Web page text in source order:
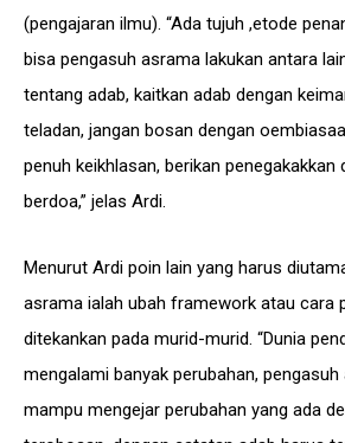
(pengajaran ilmu). “Ada tujuh ,etode
bisa pengasuh asrama lakukan antara
tentang adab, kaitkan adab dengan
teladan, jangan bosan dengan
penuh keikhlasan, berikan penegakakkan
berdoa,” jelas Ardi.
Menurut Ardi poin lain yang harus
asrama ialah ubah framework atau cara
ditekankan pada murid-murid. “Dunia
mengalami banyak perubahan,
mampu mengejar perubahan yang ada